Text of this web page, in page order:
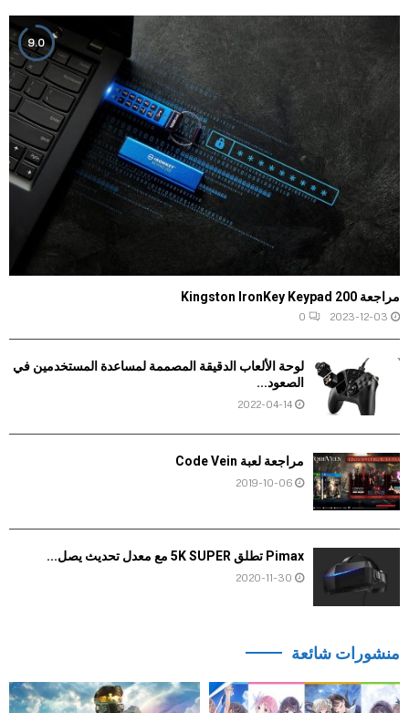
مراجعة Kingston IronKey Keypad 200
2023-12-03
0
9.0
لوحة الألعاب الدقيقة المصممة لمساعدة المستخدمين في
الصعود...
2022-04-14
مراجعة لعبة Code Vein
2019-10-06
Pimax تطلق 5K SUPER مع معدل تحديث يصل...
2020-11-30
منشورات شائعة